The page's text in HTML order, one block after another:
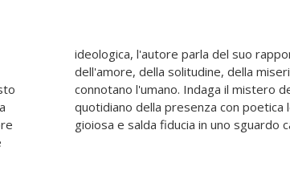
gioiosa e salda fiducia in uno sguardo